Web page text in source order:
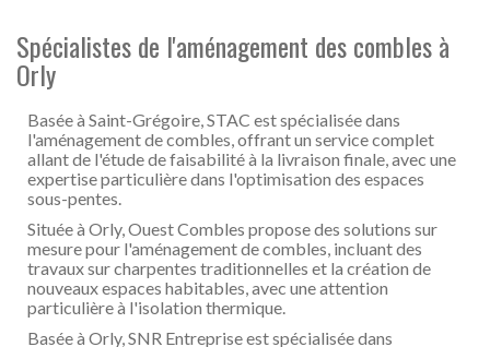
Spécialistes de l'aménagement des combles à
Orly
Basée à Saint-Grégoire, STAC est spécialisée dans
l'aménagement de combles, offrant un service complet
allant de l'étude de faisabilité à la livraison finale, avec une
expertise particulière dans l'optimisation des espaces
sous-pentes.
Située à Orly, Ouest Combles propose des solutions sur
mesure pour l'aménagement de combles, incluant des
travaux sur charpentes traditionnelles et la création de
nouveaux espaces habitables, avec une attention
particulière à l'isolation thermique.
Basée à Orly, SNR Entreprise est spécialisée dans